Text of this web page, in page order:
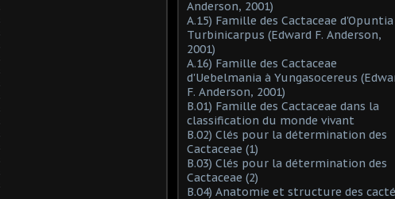
Anderson, 2001)
A.15) Famille des Cactaceae
Turbinicarpus (Edward F. Anderson,
2001)
A.16) Famille des Cactaceae
d'Uebelmania à Yungasocereus
F. Anderson, 2001)
B.01) Famille des Cactaceae dans la
classification du monde vivant
B.02) Clés pour la détermination des
Cactaceae (1)
B.03) Clés pour la détermination des
Cactaceae (2)
B.04) Anatomie et structure des